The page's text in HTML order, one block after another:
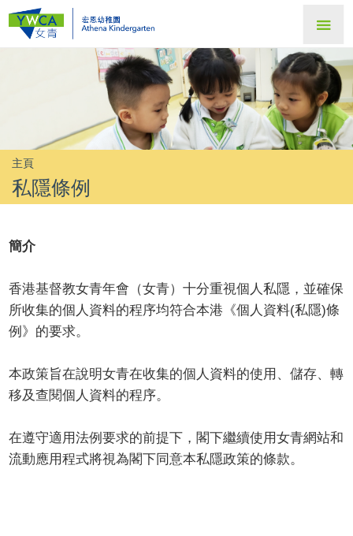
主頁
私隱條例
簡介
香港基督教女青年會（女青）十分重視個人私隱，並確保
所收集的個人資料的程序均符合本港《個人資料(私隱)條
例》的要求。
本政策旨在說明女青在收集的個人資料的使用、儲存、轉
移及查閱個人資料的程序。
在遵守適用法例要求的前提下，閣下繼續使用女青網站和
流動應用程式將視為閣下同意本私隱政策的條款。